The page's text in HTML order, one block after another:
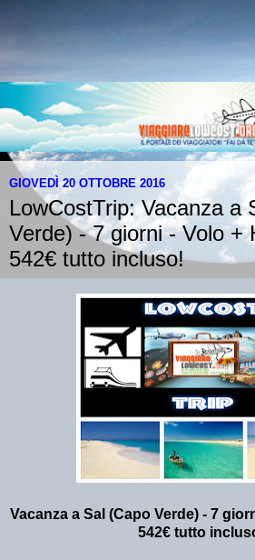
GIOVEDÌ 20 OTTOBRE 2016
LowCostTrip: Vacanza a
Verde) - 7 giorni - Volo +
542€ tutto incluso!
Vacanza a Sal (Capo Verde) - 7
542€ tutto